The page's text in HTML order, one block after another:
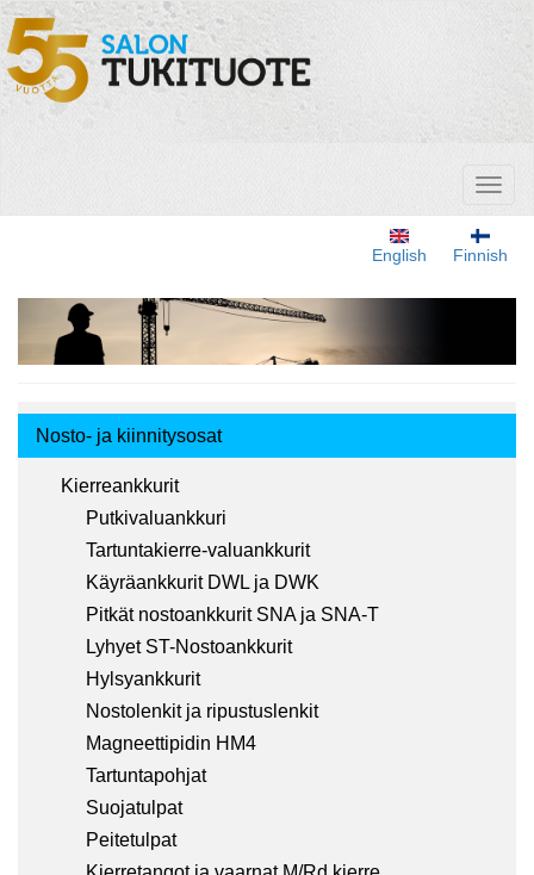
Hyppää
pääsisältöön
Finnish
English
Tuotemenu
Nosto- ja kiinnitysosat
Kierreankkurit
Putkivaluankkuri
Tartuntakierre-valuankkurit
Käyräankkurit DWL ja DWK
Pitkät nostoankkurit SNA ja SNA-T
Lyhyet ST-Nostoankkurit
Hylsyankkurit
Nostolenkit ja ripustuslenkit
Magneettipidin HM4
Tartuntapohjat
Suojatulpat
Peitetulpat